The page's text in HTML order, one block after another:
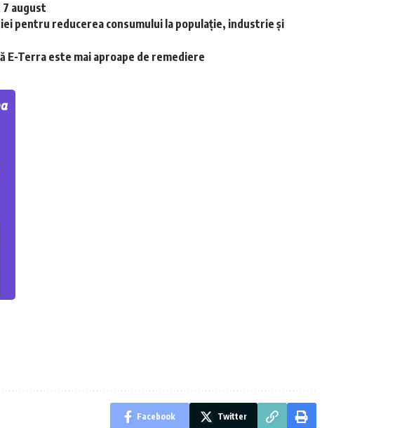
august
pentru reducerea consumului la populație, industrie și
E-Terra este mai aproape de remediere
Facebook Twitter